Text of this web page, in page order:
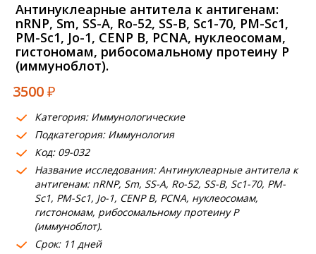
Получить результат
Пациентам
О компании
Где сдать
Партнерам
Антинуклеарные антитела к антигенам:
nRNP, Sm, SS-A, Ro-52, SS-B, Sc1-70, PM-Sc1,
PM-Sc1, Jo-1, CENP B, PCNA, нуклеосомам,
гистономам, рибосомальному протеину Р
(иммуноблот).
3500₽
Категория: Иммунологические
Подкатегория: Иммунология
Код: 09-032
Название исследования: Антинуклеарные антитела к
антигенам: nRNP, Sm, SS-A, Ro-52, SS-B, Sc1-70, PM-
Sc1, PM-Sc1, Jo-1, CENP B, PCNA, нуклеосомам,
гистономам, рибосомальному протеину Р
(иммуноблот).
Срок: 11 дней